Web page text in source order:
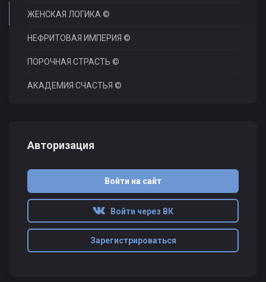
ЖЕНСКАЯ ЛОГИКА ©
НЕФРИТОВАЯ ИМПЕРИЯ ©
ПОРОЧНАЯ СТРАСТЬ ©
АКАДЕМИЯ СЧАСТЬЯ ©
Авторизация
Войти на сайт
Войти через ВК
Зарегистрироваться